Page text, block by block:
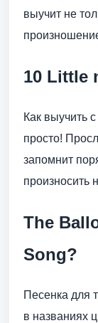
выучит не
10 Little
Как выучить
просто!
запомнит
произносить
The
Song?
Песенка для
в названиях